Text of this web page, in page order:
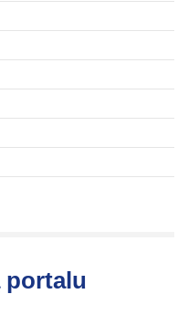
portalu